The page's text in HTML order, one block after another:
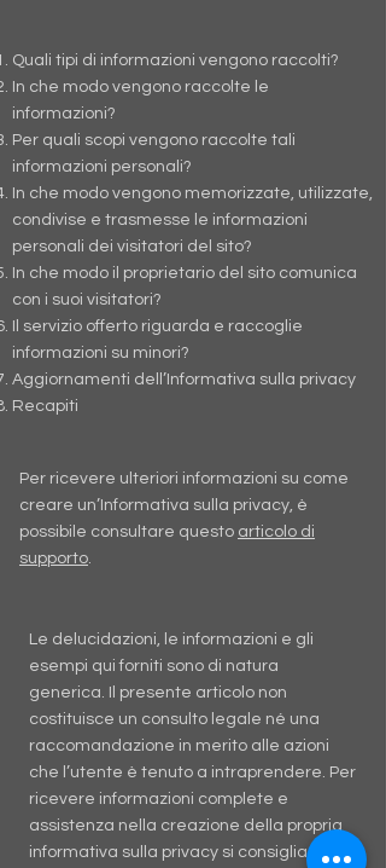
Quali tipi di informazioni vengono raccolti?
In che modo vengono raccolte le
informazioni?
Per quali scopi vengono raccolte tali
informazioni personali?
In che modo vengono memorizzate, utilizzate,
condivise e trasmesse le informazioni
personali dei visitatori del sito?
In che modo il proprietario del sito comunica
con i suoi visitatori?
Il servizio offerto riguarda e raccoglie
informazioni su minori?
Aggiornamenti dell’Informativa sulla privacy
Recapiti
Per ricevere ulteriori informazioni su come
creare un’Informativa sulla privacy, è
possibile consultare questo articolo di
supporto.
Le delucidazioni, le informazioni e gli
esempi qui forniti sono di natura
generica. Il presente articolo non
costituisce un consulto legale né una
raccomandazione in merito alle azioni
che l’utente è tenuto a intraprendere. Per
ricevere informazioni complete e
assistenza nella creazione della propria
informativa sulla privacy si consiglia di